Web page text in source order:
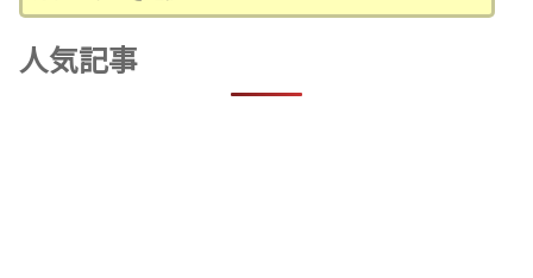
テ
ゴ
リ
人気記事